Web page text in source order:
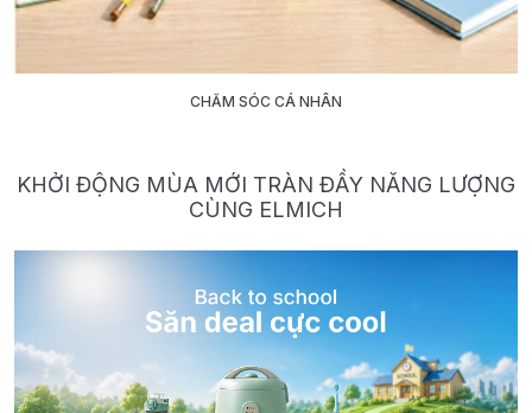
CHĂM SÓC CÁ NHÂN
KHỞI ĐỘNG MÙA MỚI TRÀN ĐẦY NĂNG LƯỢNG
CÙNG ELMICH